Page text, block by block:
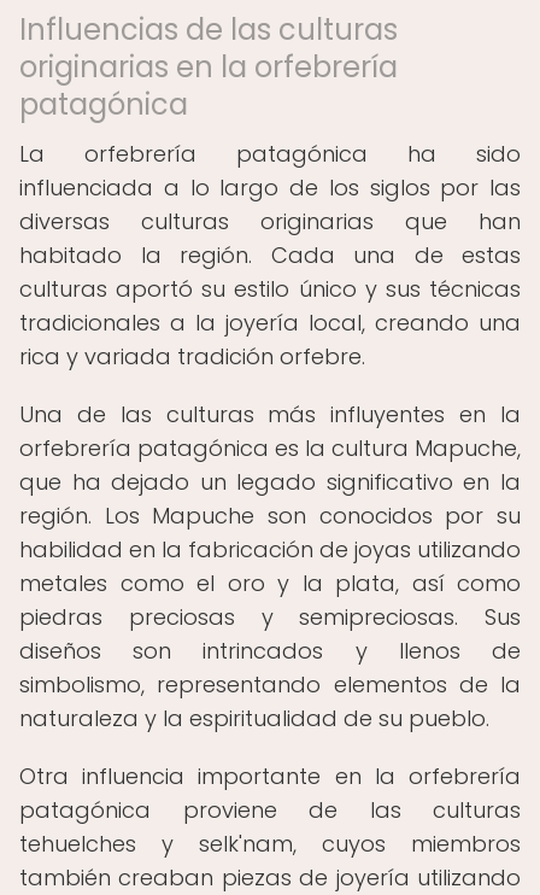
Influencias de las culturas
originarias en la orfebrería
patagónica
La orfebrería patagónica ha sido
influenciada a lo largo de los siglos por las
diversas culturas originarias que han
habitado la región. Cada una de estas
culturas aportó su estilo único y sus técnicas
tradicionales a la joyería local, creando una
rica y variada tradición orfebre.
Una de las culturas más influyentes en la
orfebrería patagónica es la cultura Mapuche,
que ha dejado un legado significativo en la
región. Los Mapuche son conocidos por su
habilidad en la fabricación de joyas utilizando
metales como el oro y la plata, así como
piedras preciosas y semipreciosas. Sus
diseños son intrincados y llenos de
simbolismo, representando elementos de la
naturaleza y la espiritualidad de su pueblo.
Otra influencia importante en la orfebrería
patagónica proviene de las culturas
tehuelches y selk'nam, cuyos miembros
también creaban piezas de joyería utilizando